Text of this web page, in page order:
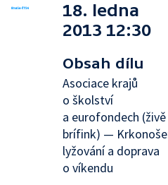
18. ledna
2013 12:30
Obsah dílu
Asociace krajů
o školství
a eurofondech (živě
brífink) —
lyžování a doprava
o víkendu